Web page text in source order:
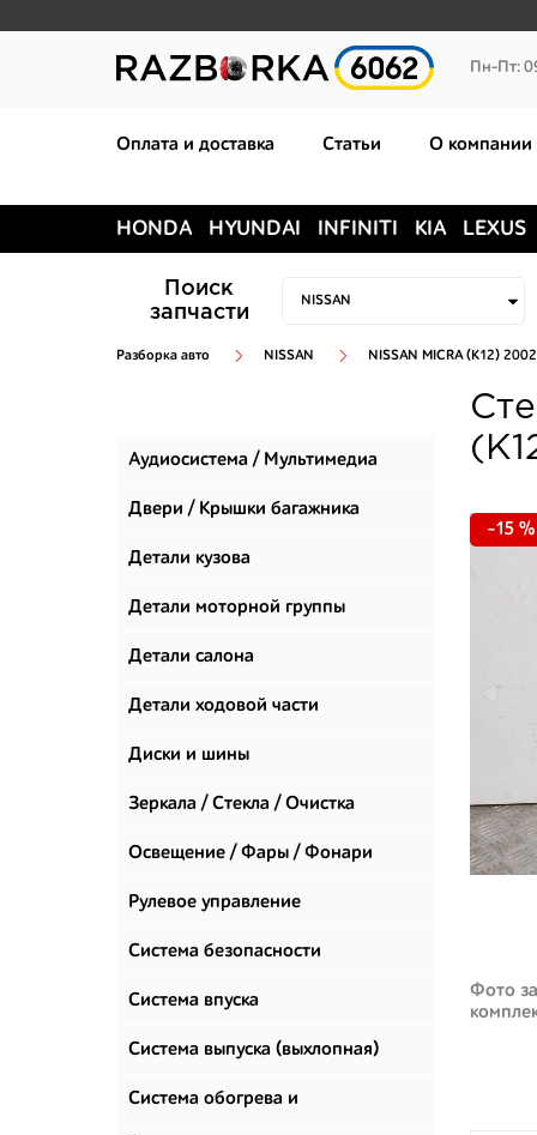
Пн-Пт:
Оплата и доставка Статьи О компании
HONDA HYUNDAI INFINITI KIA LEXUS
Поиск
запчасти
Разборка авто NISSAN NISSAN MICRA (K12)
Аудиосистема / Мультимедиа
Двери / Крышки багажника
Детали кузова
Детали моторной группы
Детали салона
Детали ходовой части
Диски и шины
Зеркала / Стекла / Очистка
стекол
Освещение / Фары / Фонари
Рулевое управление
Система безопасности
Система впуска
Система выпуска (выхлопная)
Система обогрева и
-15 %
Фото